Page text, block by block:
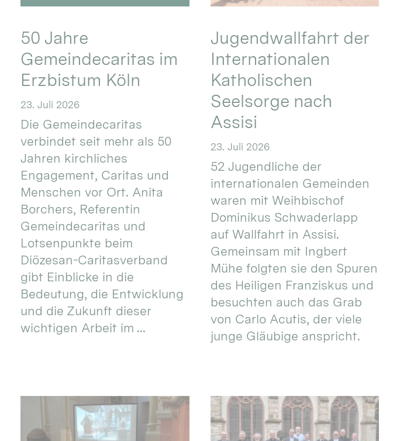
50 Jahre
Gemeindecaritas im
Erzbistum Köln
23. Juli 2026
Die Gemeindecaritas
verbindet seit mehr als 50
Jahren kirchliches
Engagement, Caritas und
Menschen vor Ort. Anita
Borchers, Referentin
Gemeindecaritas und
Lotsenpunkte beim
Diözesan-Caritasverband
gibt Einblicke in die
Bedeutung, die Entwicklung
und die Zukunft dieser
wichtigen Arbeit im ...
Jugendwallfahrt der
Internationalen
Katholischen
Seelsorge nach
Assisi
23. Juli 2026
52 Jugendliche der
internationalen Gemeinden
waren mit Weihbischof
Dominikus Schwaderlapp
auf Wallfahrt in Assisi.
Gemeinsam mit Ingbert
Mühe folgten sie den Spuren
des Heiligen Franziskus und
besuchten auch das Grab
von Carlo Acutis, der viele
junge Gläubige anspricht.